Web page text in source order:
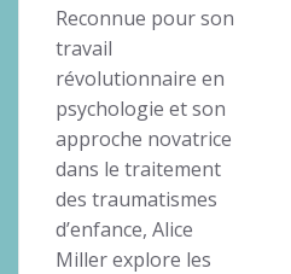
Reconnue pour son
travail
révolutionnaire en
psychologie et son
approche novatrice
dans le traitement
des traumatismes
d’enfance, Alice
Miller explore les